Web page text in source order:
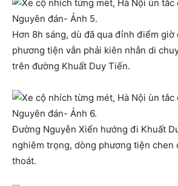
Hơn 8h sáng, dù đã qua đỉnh điểm giờ
phương tiện vẫn phải kiên nhẫn di
trên đường Khuất Duy Tiến.
Đường Nguyễn Xiển hướng đi Khuất
nghiêm trọng, dòng phương tiện chen
thoát.